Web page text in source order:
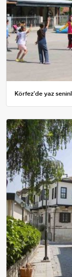
Körfez'de yaz